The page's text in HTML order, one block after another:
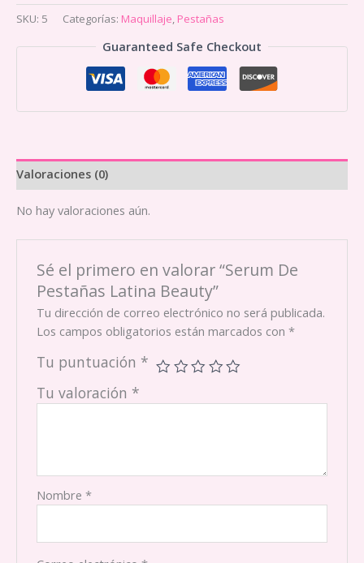
Pestañas
Latina
Beauty
SKU: 5 Categorías: Maquillaje, Pestañas
Guaranteed Safe Checkout
Valoraciones (0)
No hay valoraciones aún.
Sé el primero en valorar “Serum De
Pestañas Latina Beauty”
Tu dirección de correo electrónico no será publicada.
Los campos obligatorios están marcados con*
Tu puntuación *
Tu valoración *
Nombre*